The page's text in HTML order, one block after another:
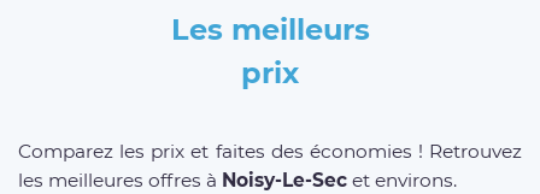
Les meilleurs
prix
Comparez les prix et faites des économies ! Retrouvez
les meilleures offres à Noisy-Le-Sec et environs.